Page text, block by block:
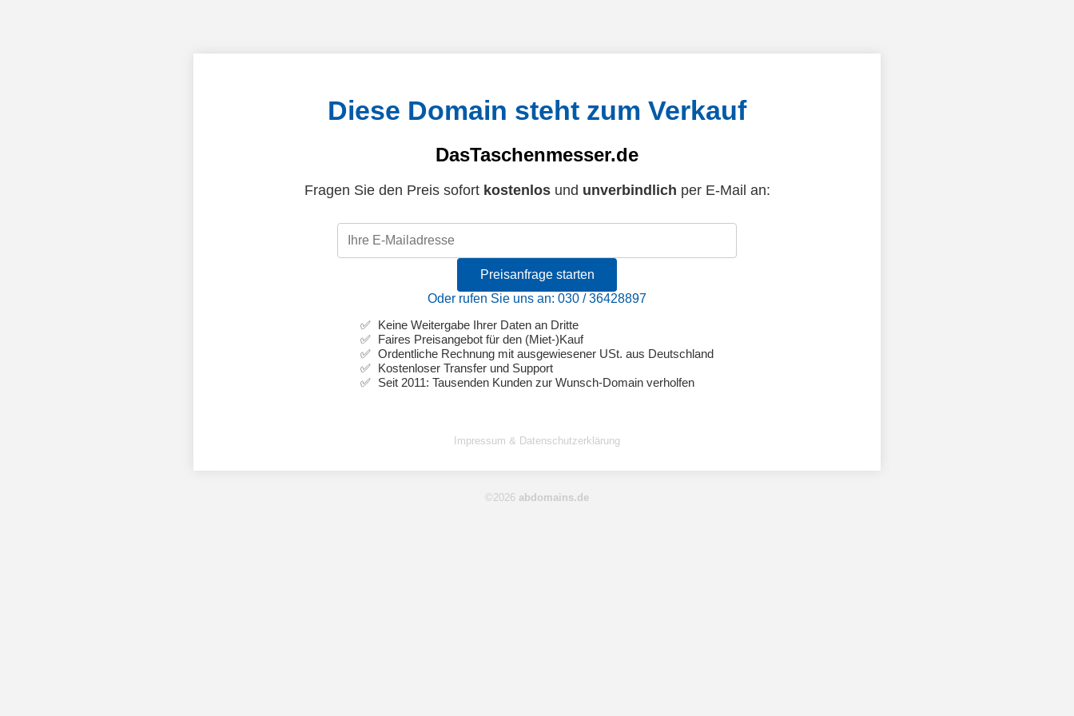
Diese Domain steht zum Verkauf
DasTaschenmesser.de
Fragen Sie den Preis sofort kostenlosund unverbindlich per E-Mail an:
Preisanfrage starten
Oder rufen Sie uns an: 030 / 36428897
Keine Weitergabe Ihrer Daten an Dritte
Faires Preisangebot für den (Miet-)Kauf
Ordentliche Rechnung mit ausgewiesener USt. aus Deutschland
Kostenloser Transfer und Support
Seit 2011: Tausenden Kunden zur Wunsch-Domain verholfen
Impressum & Datenschutzerklärung
©2026 abdomains.de